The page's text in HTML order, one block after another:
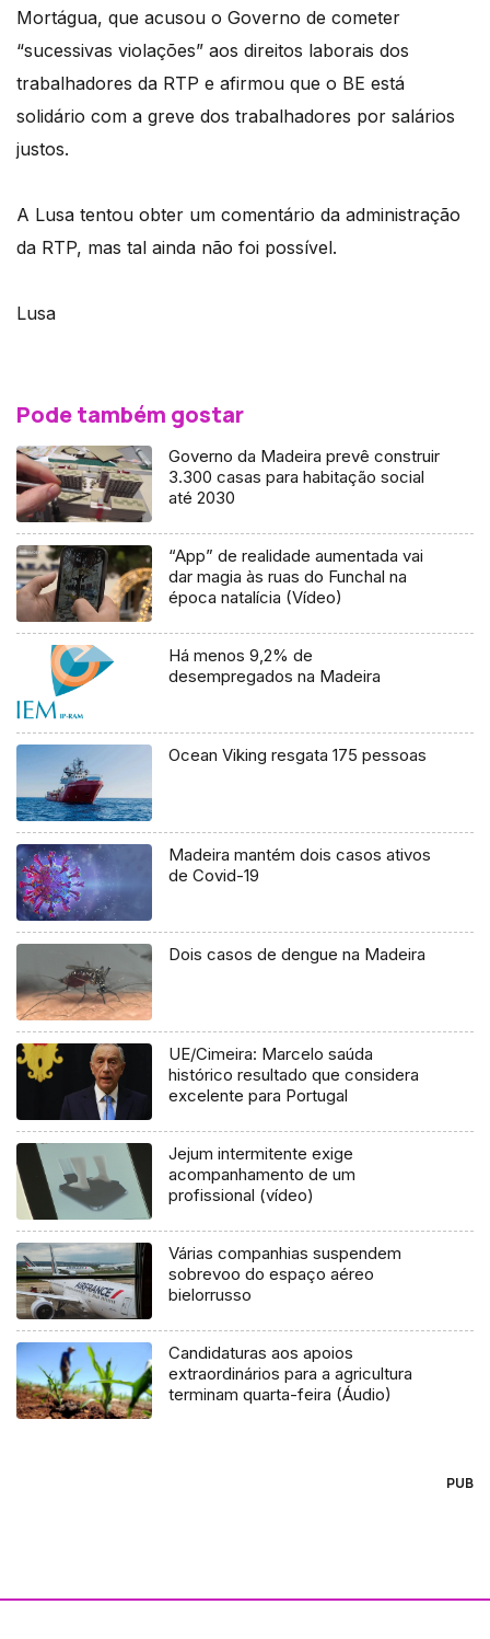
Mortágua, que acusou o Governo de cometer
“sucessivas violações” aos direitos laborais dos
trabalhadores da RTP e afirmou que o BE está
solidário com a greve dos trabalhadores por salários
justos.
A Lusa tentou obter um comentário da administração
da RTP, mas tal ainda não foi possível.
Lusa
Pode também gostar
Governo da Madeira prevê construir
3.300 casas para habitação social
até 2030
“App” de realidade aumentada vai
dar magia às ruas do Funchal na
época natalícia (Vídeo)
Há menos 9,2% de
desempregados na Madeira
Ocean Viking resgata 175 pessoas
Madeira mantém dois casos ativos
de Covid-19
Dois casos de dengue na Madeira
UE/Cimeira: Marcelo saúda
histórico resultado que considera
excelente para Portugal
Jejum intermitente exige
acompanhamento de um
profissional (vídeo)
Várias companhias suspendem
sobrevoo do espaço aéreo
bielorrusso
Candidaturas aos apoios
extraordinários para a agricultura
terminam quarta-feira (Áudio)
PUB